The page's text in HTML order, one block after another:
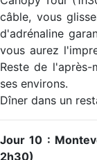
câble, vous
d'adrénaline
vous aurez
Reste de
ses environs.
Dîner dans un
Jour 10 :
2h30)